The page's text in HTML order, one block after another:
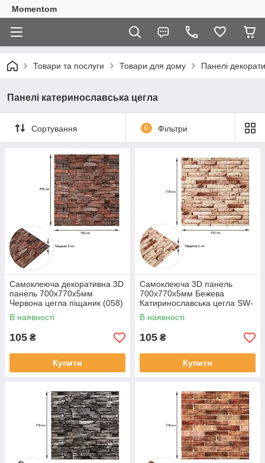
Momentom
Товари та послуги Товари для дому Панелі
Панелі катеринославська цегла
Сортування 0 Фільтри
Самоклеюча декоративна 3D
панель 700х770х5мм
Червона цегла піщаник (058)
SW-00000177
В наявності
105 ₴
Купити
Самоклеюча 3D панель
700x770x5мм Бежева
Катиринославська цегла SW-
00001375
В наявності
105 ₴
Купити